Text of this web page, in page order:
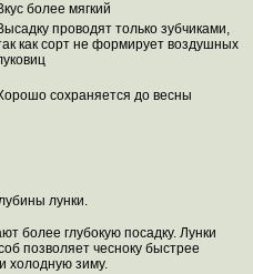
более мягкий
проводят только зубчиками,
как сорт не формирует воздушных
сохраняется до весны
лунки.
более глубокую посадку. Лунки
позволяет чесноку быстрее
холодную зиму.